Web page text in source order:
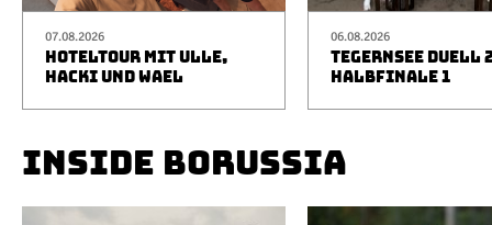
07.08.2026
HOTELTOUR MIT ULLE,
HACKI UND WAEL
06.08.2026
TEGERNSEE DUELL
HALBFINALE 1
INSIDE BORUSSIA